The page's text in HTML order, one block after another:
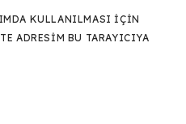
KULLANILMASI IÇIN
ADRESIM BU TARAYICIYA